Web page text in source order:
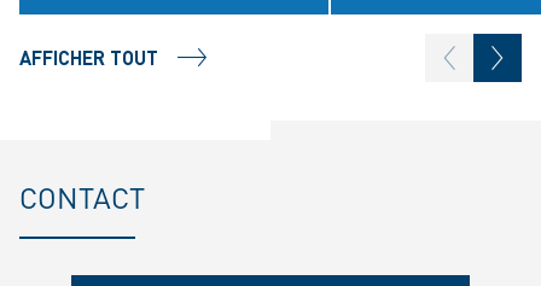
AFFICHER TOUT
CONTACT